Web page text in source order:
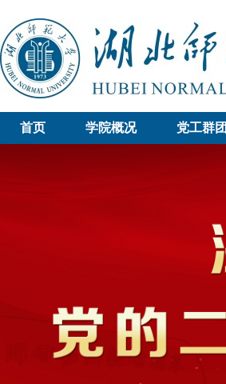
首页 学院概况 党工群团